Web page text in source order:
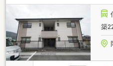
築